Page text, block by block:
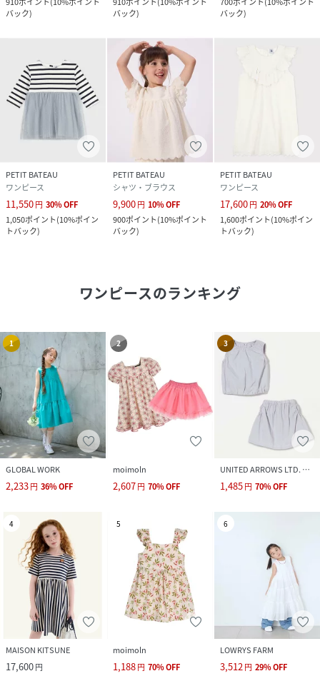
バック)
バック)
バック)
PETIT BATEAU
ワンピース
11,550円 30%OFF
1,050ポイント(10%ポイン
トバック)
PETIT BATEAU
シャツ・ブラウス
9,900円 10%OFF
900ポイント(10%ポイント
バック)
PETIT BATEAU
ワンピース
17,600円 20%OFF
1,600ポイント(10%ポイン
トバック)
ワンピースのランキング
1
GLOBAL WORK
2,233円 36%OFF
2
moimoln
2,607円 70%OFF
3
UNITED ARROWS LTD. OUTLET
1,485円 70%OFF
4
MAISON KITSUNE
17,600円
5
moimoln
1,188円 70%OFF
6
LOWRYS FARM
3,512円 29%OFF